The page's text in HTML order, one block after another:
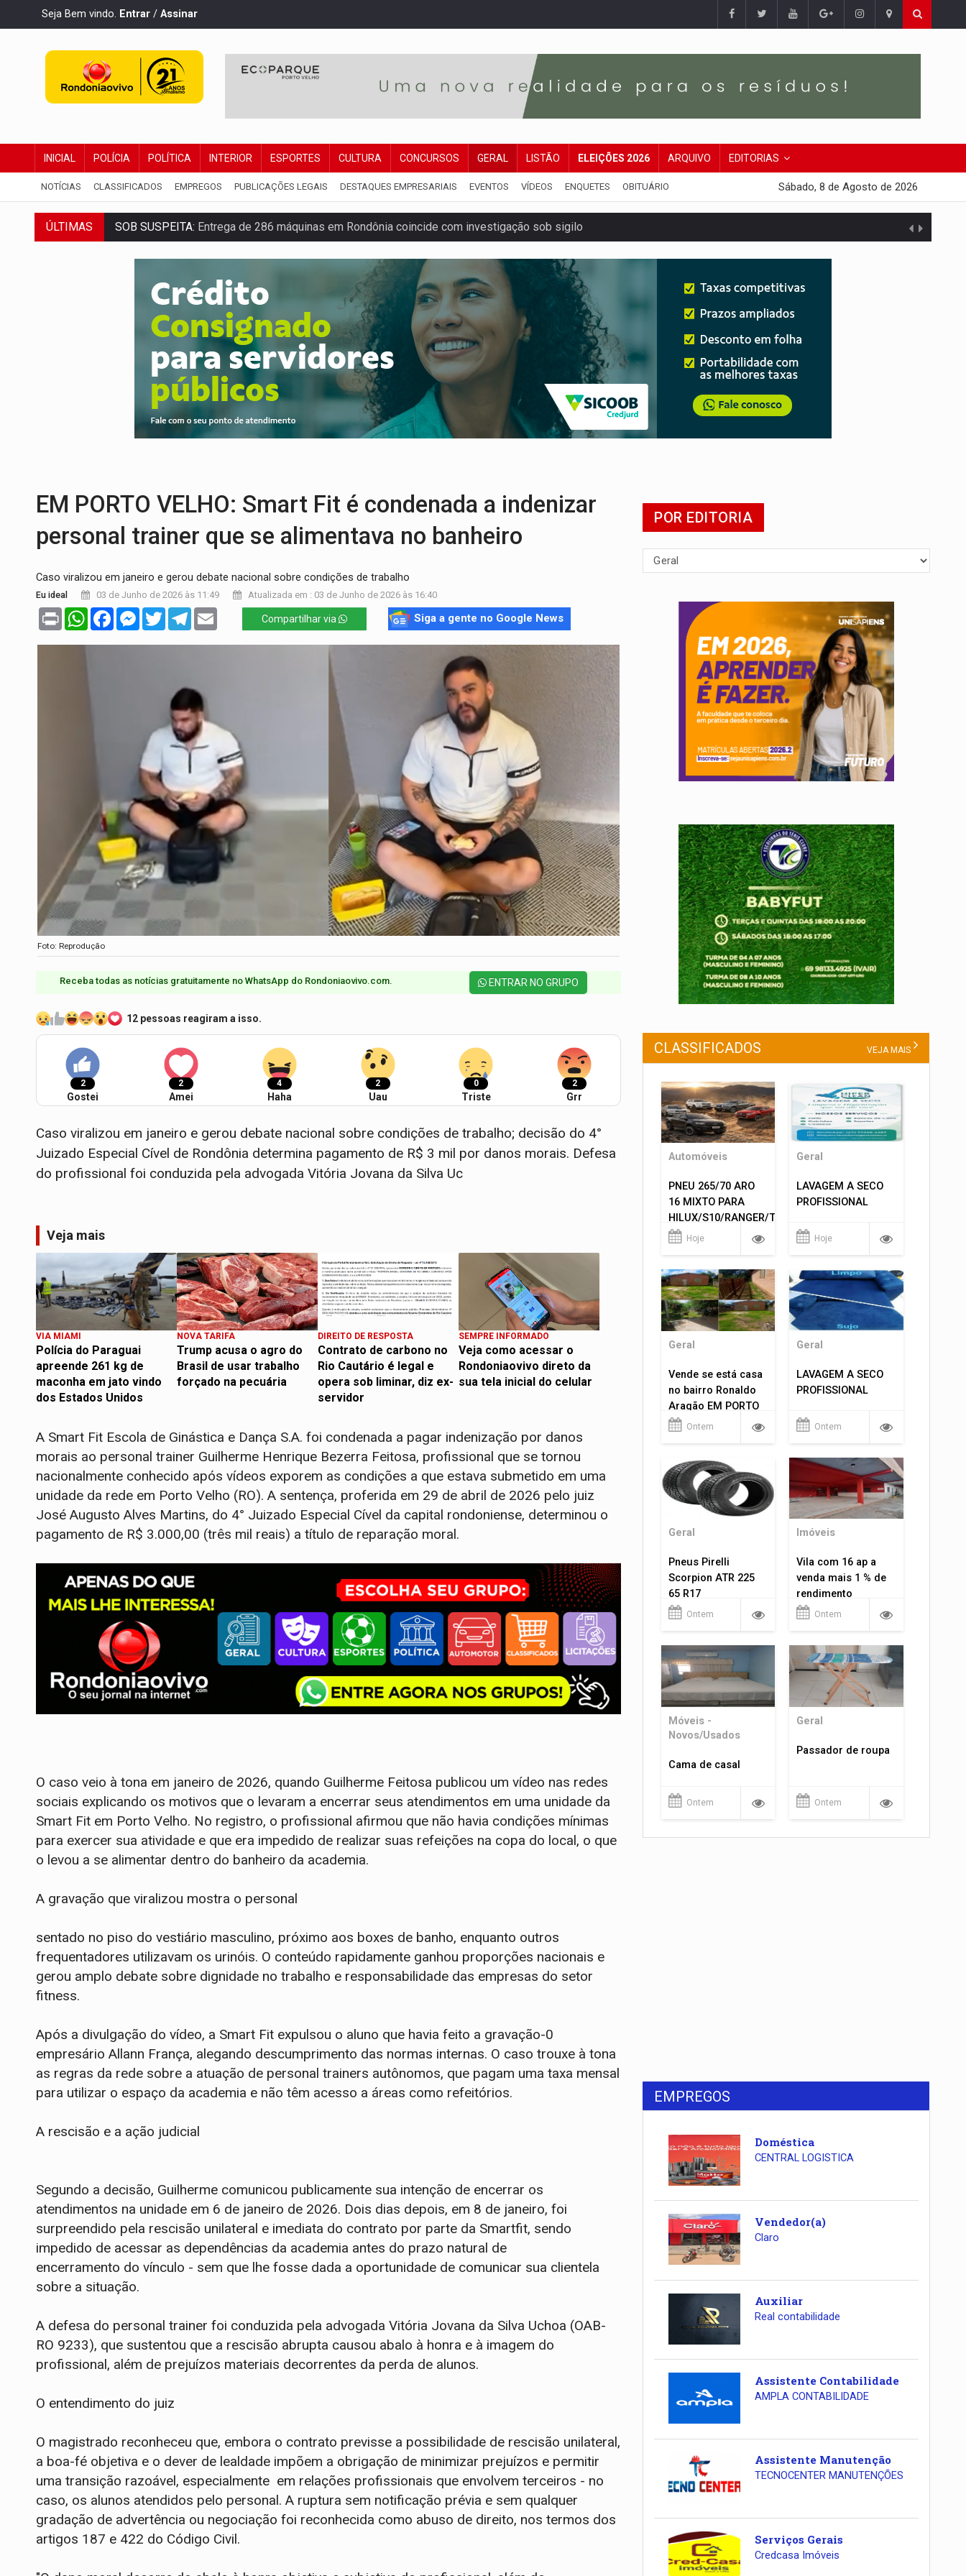
Seja Bem vindo. Entrar / Assinar
INICIAL POLÍCIA POLÍTICA INTERIOR ESPORTES CULTURA CONCURSOS GERAL LISTÃO ELEIÇÕES 2026 ARQUIVO EDITORIAS
NOTÍCIAS CLASSIFICADOS EMPREGOS PUBLICAÇÕES LEGAIS DESTAQUES EMPRESARIAIS EVENTOS VÍDEOS ENQUETES OBITUÁRIO Sábado, 8 de Agosto de 2026
ÚLTIMAS SOB SUSPEITA: Entrega de 286 máquinas em Rondônia coincide com investigação sob sigilo
ARTIGO:Reter até 50% no distrato imobiliário é legal, mas não pode ser automático
DO HOSPITAL AO CAMPO: Veja as mais de 200 ações de Marcos Rogério para Rondônia
EXPANSÃO: Grupo Nova Era amplia presença em PVH e transforma Aramix em Super Nova Era
ROTA GLOBAL: PCC amplia presença internacional e transforma Brasil em corredor da cocaína
CONEXÃO RONDONIAOVIVO: Museólogo Antônio Ocampo conduz a história de uma ferrovia desgovernada
EXTENSÃO DE DANOS:Ferroviários pedem ao Iphan recuperação de área atingida por erosão na EFMM
VARIANDO O CARDÁPIO:Veja essa receita de carne assada para o almoço e o jantar
EM PORTO VELHO: Smart Fit é condenada a indenizar
personal trainer que se alimentava no banheiro
Caso viralizou em janeiro e gerou debate nacional sobre condições de trabalho
Eu ideal 03 de Junho de 2026 às 11:49 Atualizada em : 03 de Junho de 2026 às 16:40
Print WhatsAppFacebookMessenger
TwitterTelegram Compartilhar via Siga a gente no Google News
Foto: Reprodução
Receba todas as notícias gratuitamente no WhatsApp do Rondoniaovivo.com.​ ENTRAR NO GRUPO
12 pessoas reagiram a isso.
2
Gostei
2
Amei
4
Haha
2
Uau
0
Triste
2
Grr
Caso viralizou em janeiro e gerou debate nacional sobre condições de trabalho; decisão do 4°
Juizado Especial Cível de Rondônia determina pagamento de R$ 3 mil por danos morais. Defesa
do profissional foi conduzida pela advogada Vitória Jovana da Silva Uc
Veja mais
VIA MIAMI
Polícia do Paraguai
apreende 261 kg de
maconha em jato vindo
dos Estados Unidos
NOVA TARIFA
Trump acusa o agro do
Brasil de usar trabalho
forçado na pecuária
DIREITO DE RESPOSTA
Contrato de carbono no
Rio Cautário é legal e
opera sob liminar, diz ex-
servidor
SEMPRE INFORMADO
Veja como acessar o
Rondoniaovivo direto da
sua tela inicial do celular
A Smart Fit Escola de Ginástica e Dança S.A. foi condenada a pagar indenização por danos
morais ao personal trainer Guilherme Henrique Bezerra Feitosa, profissional que se tornou
nacionalmente conhecido após vídeos exporem as condições a que estava submetido em uma
unidade da rede em Porto Velho (RO). A sentença, proferida em 29 de abril de 2026 pelo juiz
José Augusto Alves Martins, do 4° Juizado Especial Cível da capital rondoniense, determinou o
pagamento de R$ 3.000,00 (três mil reais) a título de reparação moral.
O caso veio à tona em janeiro de 2026, quando Guilherme Feitosa publicou um vídeo nas redes
sociais explicando os motivos que o levaram a encerrar seus atendimentos em uma unidade da
Smart Fit em Porto Velho. No registro, o profissional afirmou que não havia condições mínimas
para exercer sua atividade e que era impedido de realizar suas refeições na copa do local, o que
o levou a se alimentar dentro do banheiro da academia.
A gravação que viralizou mostra o personal
sentado no piso do vestiário masculino, próximo aos boxes de banho, enquanto outros
frequentadores utilizavam os urinóis. O conteúdo rapidamente ganhou proporções nacionais e
gerou amplo debate sobre dignidade no trabalho e responsabilidade das empresas do setor
fitness.
Após a divulgação do vídeo, a Smart Fit expulsou o aluno que havia feito a gravação-0
empresário Allann França, alegando descumprimento das normas internas. O caso trouxe à tona
as regras da rede sobre a atuação de personal trainers autônomos, que pagam uma taxa mensal
para utilizar o espaço da academia e não têm acesso a áreas como refeitórios.
A rescisão e a ação judicial
Segundo a decisão, Guilherme comunicou publicamente sua intenção de encerrar os
atendimentos na unidade em 6 de janeiro de 2026. Dois dias depois, em 8 de janeiro, foi
surpreendido pela rescisão unilateral e imediata do contrato por parte da Smartfit, sendo
impedido de acessar as dependências da academia antes do prazo natural de
encerramento do vínculo - sem que lhe fosse dada a oportunidade de comunicar sua clientela
sobre a situação.
A defesa do personal trainer foi conduzida pela advogada Vitória Jovana da Silva Uchoa (OAB-
RO 9233), que sustentou que a rescisão abrupta causou abalo à honra e à imagem do
profissional, além de prejuízos materiais decorrentes da perda de alunos.
O entendimento do juiz
O magistrado reconheceu que, embora o contrato previsse a possibilidade de rescisão unilateral,
a boa-fé objetiva e o dever de lealdade impõem a obrigação de minimizar prejuízos e permitir
uma transição razoável, especialmente em relações profissionais que envolvem terceiros - no
caso, os alunos atendidos pelo personal. A ruptura sem notificação prévia e sem qualquer
gradação de advertência ou negociação foi reconhecida como abuso de direito, nos termos dos
artigos 187 e 422 do Código Civil.
POR EDITORIA
CLASSIFICADOS VEJA MAIS
Automóveis
PNEU 265/70 ARO
16 MIXTO PARA
HILUX/S10/RANGER/TRITON
ETC... MONTAGEM
Hoje
Geral
LAVAGEM A SECO
PROFISSIONAL
Hoje
Geral
Vende se está casa
no bairro Ronaldo
Aragão EM PORTO
VELHO RO.
Ontem
Geral
LAVAGEM A SECO
PROFISSIONAL
Ontem
Geral
Pneus Pirelli
Scorpion ATR 225
65 R17
Ontem
Imóveis
Vila com 16 ap a
venda mais 1 % de
rendimento
Ontem
Móveis -
Novos/Usados
Cama de casal
Ontem
Geral
Passador de roupa
Ontem
EMPREGOS
Doméstica
CENTRAL LOGISTICA
Vendedor(a)
Claro
Auxiliar
Real contabilidade
Assistente Contabilidade
AMPLA CONTABILIDADE
Assistente Manutenção
TECNOCENTER MANUTENÇÕES
Serviços Gerais
Credcasa Imóveis